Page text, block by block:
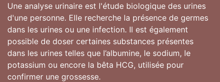
Une analyse urinaire est l'étude biologique des urines
d'une personne. Elle recherche la présence de germes
dans les urines ou une infection. Il est également
possible de doser certaines substances présentes
dans les urines telles que l’albumine, le sodium, le
potassium ou encore la bêta HCG, utilisée pour
confirmer une grossesse.